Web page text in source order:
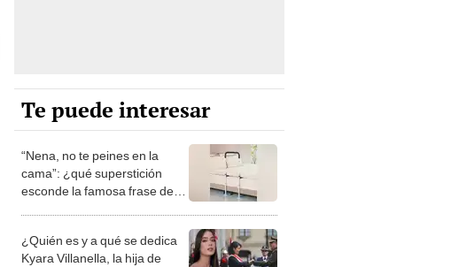
Te puede interesar
“Nena, no te peines en la
cama”: ¿qué superstición
esconde la famosa frase de
¿Quién es y a qué se dedica
Kyara Villanella, la hija de